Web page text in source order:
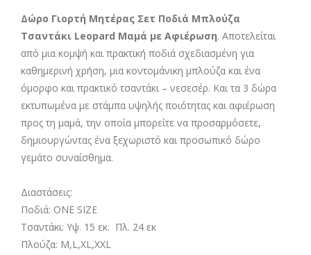
Δώρο Γιορτή Μητέρας Σετ Ποδιά Μπλούζα
Τσαντάκι Leopard Μαμά με Αφιέρωση. Αποτελείται
από μια κομψή και πρακτική ποδιά σχεδιασμένη για
καθημερινή χρήση, μια κοντομάνικη μπλούζα και ένα
όμορφο και πρακτικό τσαντάκι – νεσεσέρ. Και τα 3 δώρα
εκτυπωμένα με στάμπα υψηλής ποιότητας και αφιέρωση
προς τη μαμά, την οποία μπορείτε να προσαρμόσετε,
δημιουργώντας ένα ξεχωριστό και προσωπικό δώρο
γεμάτο συναίσθημα.
Διαστάσεις:
Ποδιά: ONE SIZE
Τσαντάκι: Υψ. 15 εκ. Πλ. 24 εκ
Πλούζα: M,L,XL,XXL